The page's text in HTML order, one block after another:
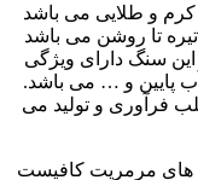
و طلایی می باشد
تا روشن می باشد
این سنگ دارای ویژگی
پایین و … می باشد.
فرآوری و تولید می
های مرمریت کافیست